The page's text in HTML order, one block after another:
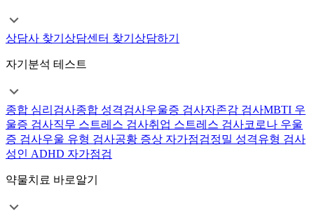
상담사 찾기 상담센터 찾기 상담하기
자기분석 테스트
종합 심리검사종합 성격검사우울증 검사자존감 검사MBTI 우
울증 검사직무 스트레스 검사취업 스트레스 검사코로나 우울
증 검사우울 유형 검사공황 증상 자가점검정밀 성격유형 검사
성인 ADHD 자가점검
약물치료 바로알기